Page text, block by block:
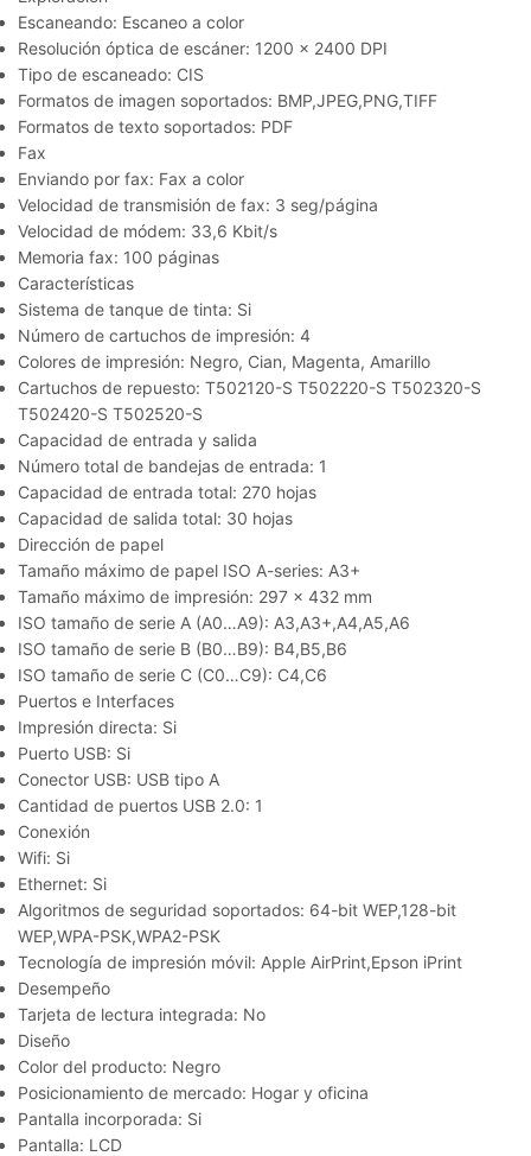
Escaneando: Escaneo a color
Resolución óptica de escáner: 1200 x 2400 DPI
Tipo de escaneado: CIS
Formatos de imagen soportados: BMP,JPEG,PNG,TIFF
Formatos de texto soportados: PDF
Fax
Enviando por fax: Fax a color
Velocidad de transmisión de fax: 3 seg/página
Velocidad de módem: 33,6 Kbit/s
Memoria fax: 100 páginas
Características
Sistema de tanque de tinta: Si
Número de cartuchos de impresión: 4
Colores de impresión: Negro, Cian, Magenta, Amarillo
Cartuchos de repuesto: T502120-S T502220-S T502320-S
T502420-S T502520-S
Capacidad de entrada y salida
Número total de bandejas de entrada: 1
Capacidad de entrada total: 270 hojas
Capacidad de salida total: 30 hojas
Dirección de papel
Tamaño máximo de papel ISO A-series: A3+
Tamaño máximo de impresión: 297 x 432 mm
ISO tamaño de serie A (A0…A9): A3,A3+,A4,A5,A6
ISO tamaño de serie B (B0…B9): B4,B5,B6
ISO tamaño de serie C (C0…C9): C4,C6
Puertos e Interfaces
Impresión directa: Si
Puerto USB: Si
Conector USB: USB tipo A
Cantidad de puertos USB 2.0: 1
Conexión
Wifi: Si
Ethernet: Si
Algoritmos de seguridad soportados: 64-bit WEP,128-bit
WEP,WPA-PSK,WPA2-PSK
Tecnología de impresión móvil: Apple AirPrint,Epson iPrint
Desempeño
Tarjeta de lectura integrada: No
Diseño
Color del producto: Negro
Posicionamiento de mercado: Hogar y oficina
Pantalla incorporada: Si
Pantalla: LCD